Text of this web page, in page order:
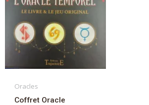
Oracles
Coffret Oracle